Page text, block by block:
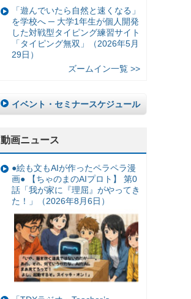
「遊んでいたら自然と速くなる」
を学校へ ─ 大学1年生が個人開発
した対戦型タイピング練習サイト
「タイピング無双」（2026年5月
29日）
ズームイン一覧 >>
イベント・セミナースケジュール
動画ニュース
●絵も文もAIが作ったペラペラ漫
画● 【ちゃのまのAIプロト】 第0
話「我が家に『理屈』がやってき
た！」（2026年8月6日）